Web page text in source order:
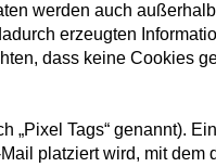
werden auch
erzeugten
dass keine Cookies
„Pixel Tags“ genannt).
platziert wird, mit